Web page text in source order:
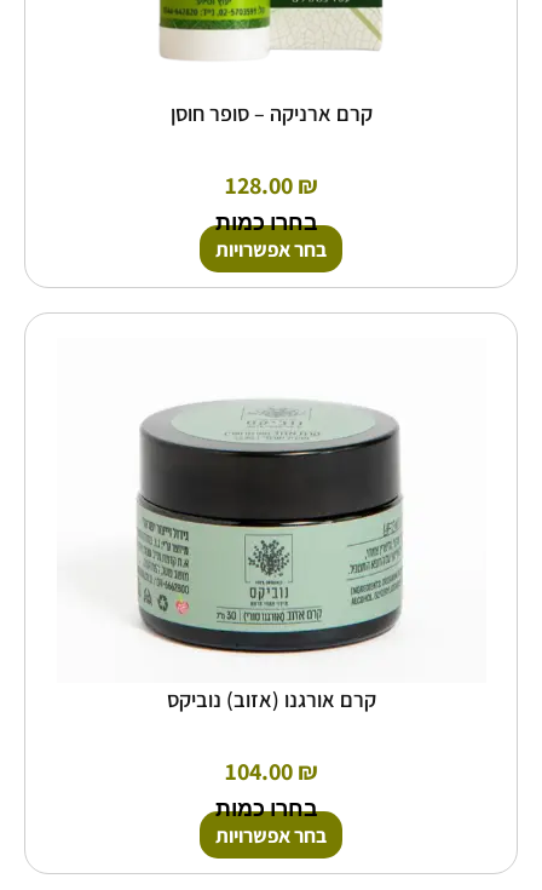
קרם ארניקה – סופר חוסן
128.00₪
בחרו כמות
בחר אפשרויות
קרם אורגנו (אזוב) נוביקס
104.00₪
בחרו כמות
בחר אפשרויות
מספר
סוגים.
ניתן
האפשרויות
בעמוד
המוצר